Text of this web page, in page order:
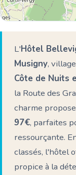
L'Hôtel
Musigny,
Côte de Nuits
la Route des
charme propose
97€, parfaites
ressourçante.
classés, l'hôtel
propice à la